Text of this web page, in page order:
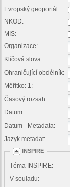
Evropský geoportál:
NKOD:
MIS:
Organizace:
Klíčová slova:
Ohraničující obdélník:
Měřítko: 1:
Časový rozsah:
Datum:
Datum - Metadata:
Jazyk metadat:
INSPIRE
Téma INSPIRE:
V souladu: